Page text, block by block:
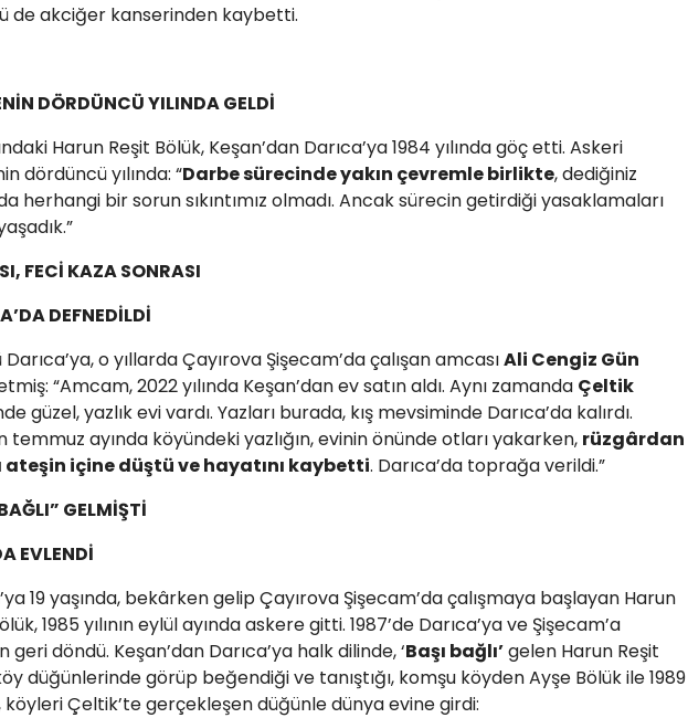
de akciğer kanserinden kaybetti.
DÖRDÜNCÜ YILINDA GELDİ
Harun Reşit Bölük, Keşan’dan Darıca’ya 1984 yılında göç etti. Askeri
dördüncü yılında: “Darbe sürecinde yakın çevremle birlikte, dediğiniz
herhangi bir sorun sıkıntımız olmadı. Ancak sürecin getirdiği yasaklamaları
FECİ KAZA SONRASI
DEFNEDİLDİ
Darıca’ya, o yıllarda Çayırova Şişecam’da çalışan amcasıAli Cengiz Gün
“Amcam, 2022 yılında Keşan’dan ev satın aldı. Aynı zamanda Çeltik
güzel, yazlık evi vardı. Yazları burada, kış mevsiminde Darıca’da kalırdı.
temmuz ayında köyündeki yazlığın, evinin önünde otları yakarken, rüzgârdan
ateşin içine düştü ve hayatını kaybetti. Darıca’da toprağa verildi.”
GELMİŞTİ
EVLENDİ
19 yaşında, bekârken gelip Çayırova Şişecam’da çalışmaya başlayan Harun
1985 yılının eylül ayında askere gitti. 1987’de Darıca’ya ve Şişecam’a
geri döndü. Keşan’dan Darıca’ya halk dilinde, ‘Başı bağlı’gelen Harun Reşit
düğünlerinde görüp beğendiği ve tanıştığı, komşu köyden Ayşe Bölük ile 1989
köyleri Çeltik’te gerçekleşen düğünle dünya evine girdi: